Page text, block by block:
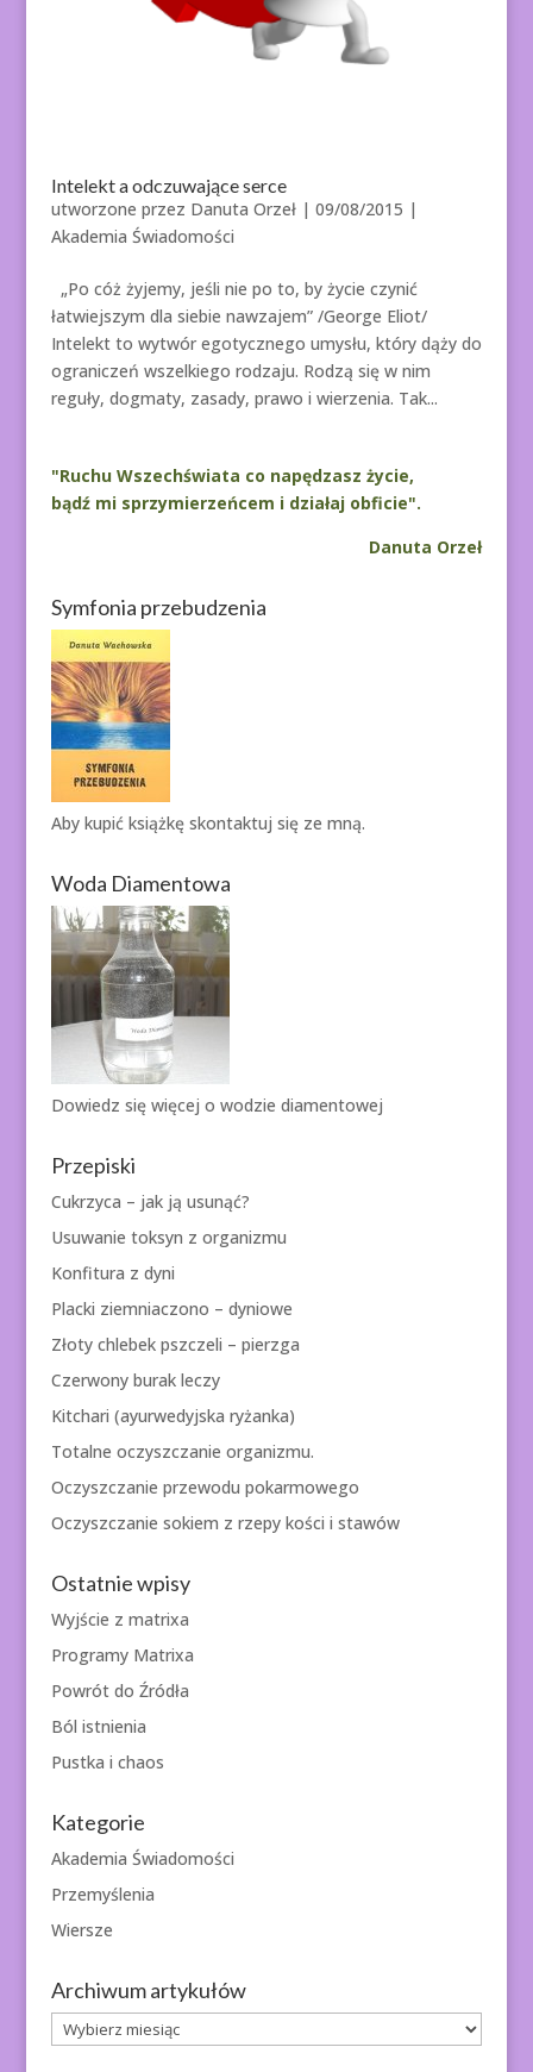
Intelekt a odczuwające serce
utworzone przez Danuta Orzeł| 09/08/2015 |
Akademia Świadomości
„Po cóż żyjemy, jeśli nie po to, by życie czynić
łatwiejszym dla siebie nawzajem” /George Eliot/
Intelekt to wytwór egotycznego umysłu, który dąży do
ograniczeń wszelkiego rodzaju. Rodzą się w nim
reguły, dogmaty, zasady, prawo i wierzenia. Tak...
"Ruchu Wszechświata co napędzasz życie,
bądź mi sprzymierzeńcem i działaj obficie".
Danuta Orzeł
Symfonia przebudzenia
Aby kupić książkę skontaktuj się ze mną.
Woda Diamentowa
Dowiedz się więcej o wodzie diamentowej
Przepiski
Cukrzyca – jak ją usunąć?
Usuwanie toksyn z organizmu
Konfitura z dyni
Placki ziemniaczono – dyniowe
Złoty chlebek pszczeli – pierzga
Czerwony burak leczy
Kitchari (ayurwedyjska ryżanka)
Totalne oczyszczanie organizmu.
Oczyszczanie przewodu pokarmowego
Oczyszczanie sokiem z rzepy kości i stawów
Ostatnie wpisy
Wyjście z matrixa
Programy Matrixa
Powrót do Źródła
Ból istnienia
Pustka i chaos
Kategorie
Akademia Świadomości
Przemyślenia
Wiersze
Archiwum artykułów
Archiwum
artykułów